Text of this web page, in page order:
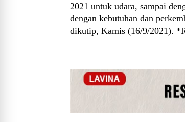
2021 untuk udara, sampai
dengan kebutuhan dan
dikutip, Kamis (16/9/2021).